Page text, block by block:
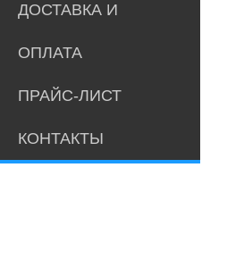
ДОСТАВКА И
ОПЛАТА
ПРАЙС-ЛИСТ
КОНТАКТЫ